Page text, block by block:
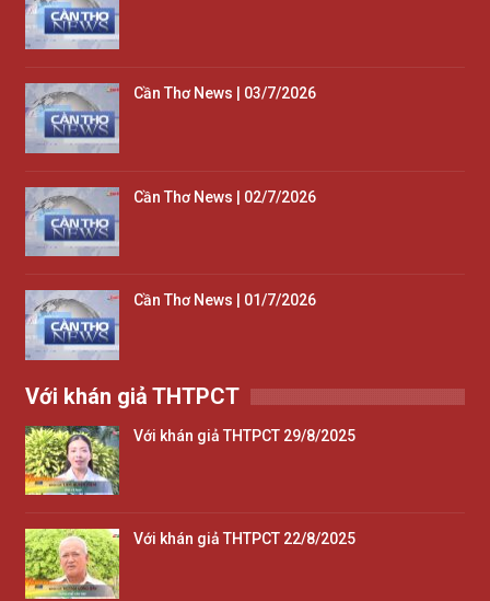
Cần Thơ News | 03/7/2026
Cần Thơ News | 02/7/2026
Cần Thơ News | 01/7/2026
Với khán giả THTPCT
Với khán giả THTPCT 29/8/2025
Với khán giả THTPCT 22/8/2025